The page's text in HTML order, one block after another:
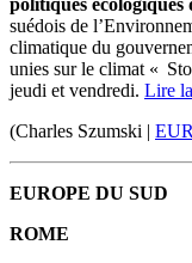
politiques
suédois de
climatique du
unies sur le climat «
jeudi et vendredi. Lire
(Charles Szumski |
EUROPE DU SUD
ROME